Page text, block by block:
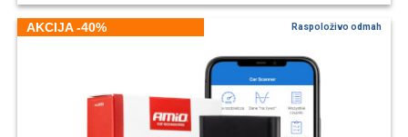
AKCIJA -40% Raspoloživo odmah